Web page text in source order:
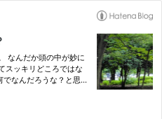
なんだか頭の中が妙に
スッキリどころではな
でなんだろうな？と思っ